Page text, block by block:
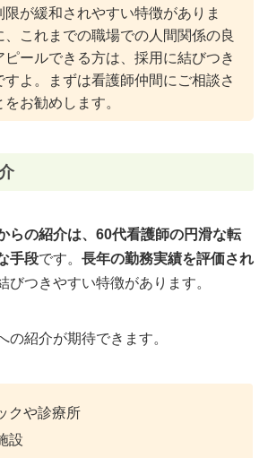
限が緩和されやすい特徴がありま
、これまでの職場での人間関係の良
ピールできる方は、採用に結びつき
すよ。まずは看護師仲間にご相談さ
お勧めします。
らの紹介は、60代看護師の円滑な転
手段です。 長年の勤務実績を評価され
びつきやすい特徴があります。
の紹介が期待できます。
クや診療所
設